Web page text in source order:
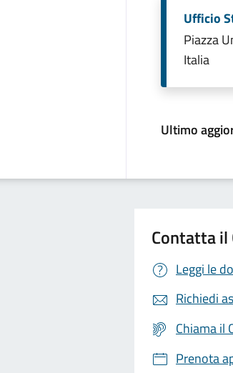
Ufficio
Piazza
Italia
Ultimo
Contatta il
Leggi le
Richiedi
Chiama il
Prenota